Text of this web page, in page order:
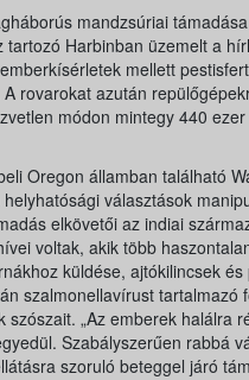
mandzsúriai
Harbinban üzemelt a
mellett
rovarokat azután
módon mintegy 440
Oregon államban található
választások
elkövetői az indiai
voltak, akik több
küldése, ajtókilincsek
szalmonellavírust tartalmazó
„Az emberek halálra
Szabályszerűen rabbá
szoruló beteggel járó